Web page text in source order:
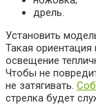
дрель.
Установить
Такая ориентация
освещение
Чтобы не
не затягивать.
стрелка будет